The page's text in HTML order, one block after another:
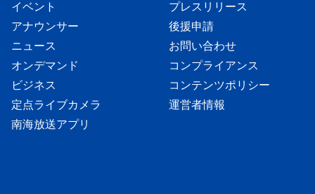
イベント
アナウンサー
ニュース
オンデマンド
ビジネス
定点ライブカメラ
南海放送アプリ
プレスリリース
後援申請
お問い合わせ
コンプライアンス
コンテンツポリシー
運営者情報